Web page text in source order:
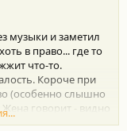
музыки и заметил
в право... где то
что-то.
Короче при
(особенно слышно
говорит - видно